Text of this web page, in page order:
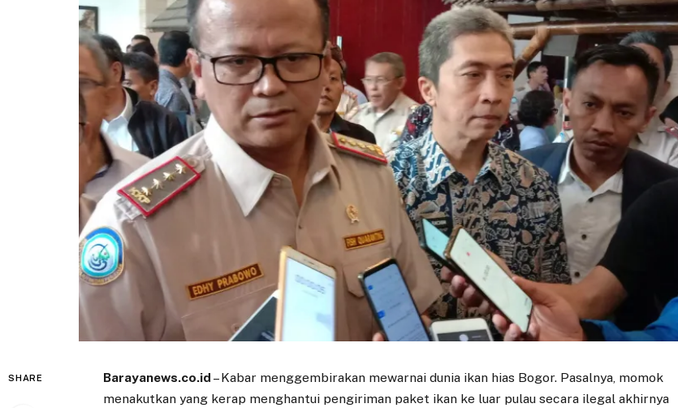
SHARE Barayanews.co.id – Kabar menggembirakan mewarnai dunia ikan hias Bogor. Pasalnya, momok
menakutkan yang kerap menghantui pengiriman paket ikan ke luar pulau secara ilegal akhirnya